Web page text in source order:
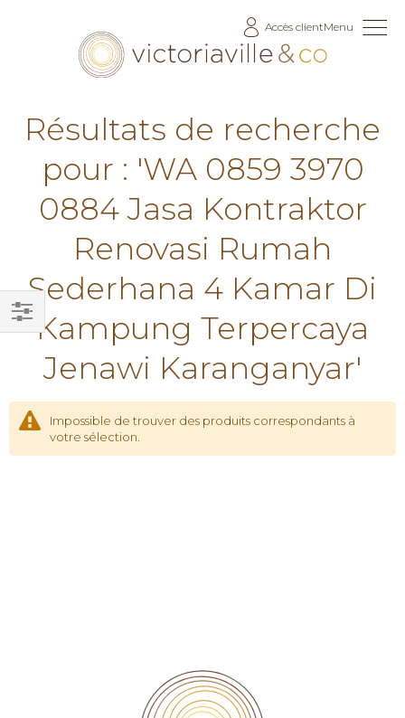
Accès clientMenu
Résultats de recherche
pour : 'WA 0859 3970
0884 Jasa Kontraktor
Renovasi Rumah
Sederhana 4 Kamar Di
Kampung Terpercaya
Jenawi Karanganyar'
Impossible de trouver des produits correspondants à
votre sélection.
Filtrer